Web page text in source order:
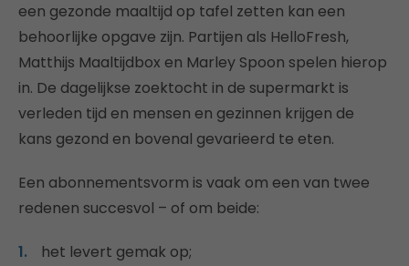
een gezonde maaltijd op tafel zetten kan een
behoorlijke opgave zijn. Partijen als HelloFresh,
Matthijs Maaltijdbox en Marley Spoon spelen hierop
in. De dagelijkse zoektocht in de supermarkt is
verleden tijd en mensen en gezinnen krijgen de
kans gezond en bovenal gevarieerd te eten.
Een abonnementsvorm is vaak om een van twee
redenen succesvol – of om beide:
het levert gemak op;